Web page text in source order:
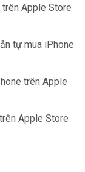
Apple Store
tự mua iPhone
trên Apple
Apple Store